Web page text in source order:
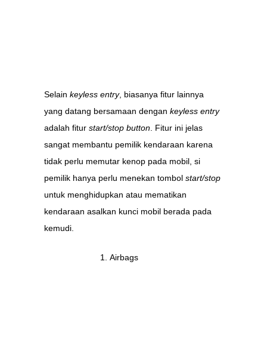
Selain keyless entry, biasanya fitur lainnya
yang datang bersamaan dengan keyless entry
adalah fitur start/stop button . Fitur ini jelas
sangat membantu pemilik kendaraan karena
tidak perlu memutar kenop pada mobil, si
pemilik hanya perlu menekan tombol start/stop
untuk menghidupkan atau mematikan
kendaraan asalkan kunci mobil berada pada
kemudi.
Airbags